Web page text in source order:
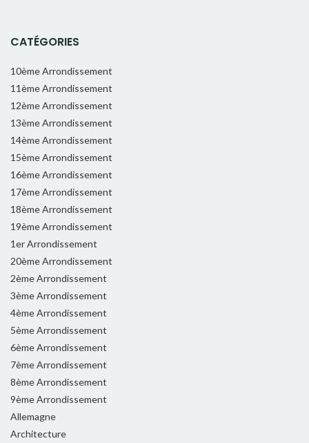
CATÉGORIES
10ème Arrondissement
11ème Arrondissement
12ème Arrondissement
13ème Arrondissement
14ème Arrondissement
15ème Arrondissement
16ème Arrondissement
17ème Arrondissement
18ème Arrondissement
19ème Arrondissement
1er Arrondissement
20ème Arrondissement
2ème Arrondissement
3ème Arrondissement
4ème Arrondissement
5ème Arrondissement
6ème Arrondissement
7ème Arrondissement
8ème Arrondissement
9ème Arrondissement
Allemagne
Architecture